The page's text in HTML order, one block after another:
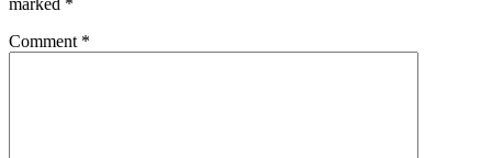
Comment *